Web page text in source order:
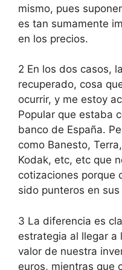
mismo, pues
es tan sumamente
en los precios.
2 En los dos casos,
recuperado, cosa
ocurrir, y me estoy
Popular que estaba
banco de España.
como Banesto,
Kodak, etc, etc que
cotizaciones porque
sido punteros en
3 La diferencia es
estrategia al llegar a
valor de nuestra
euros, mientras que